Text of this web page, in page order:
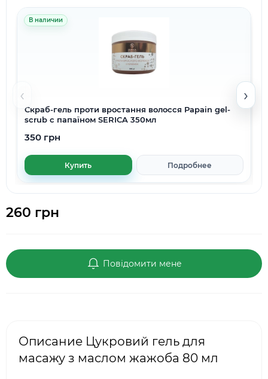
‹
В наличии
Скраб-гель проти вростання волосся Papain gel-
scrub c папаїном SERICA 350мл
350 грн
Купить Подробнее
›
260 грн
Повідомити мене
Описание Цукровий гель для
масажу з маслом жажоба 80 мл